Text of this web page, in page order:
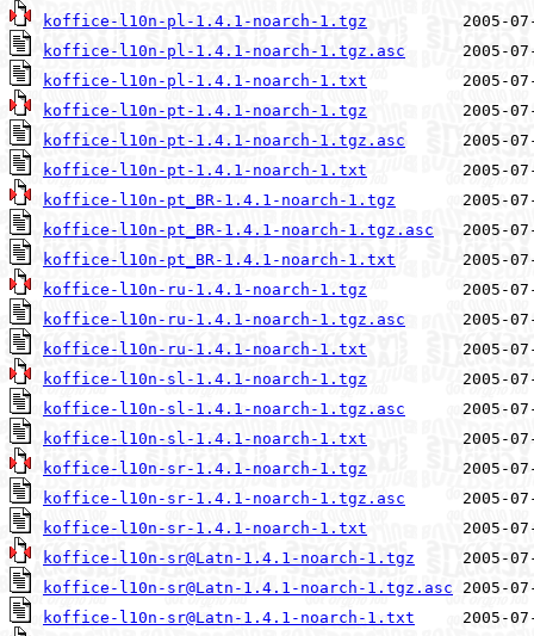
koffice-l10n-pl-1.4.1-noarch-1.tgz
koffice-l10n-pl-1.4.1-noarch-1.tgz.asc
koffice-l10n-pl-1.4.1-noarch-1.txt
koffice-l10n-pt-1.4.1-noarch-1.tgz
koffice-l10n-pt-1.4.1-noarch-1.tgz.asc
koffice-l10n-pt-1.4.1-noarch-1.txt
koffice-l10n-pt_BR-1.4.1-noarch-1.tgz
koffice-l10n-pt_BR-1.4.1-noarch-1.tgz.asc
koffice-l10n-pt_BR-1.4.1-noarch-1.txt
koffice-l10n-ru-1.4.1-noarch-1.tgz
koffice-l10n-ru-1.4.1-noarch-1.tgz.asc
koffice-l10n-ru-1.4.1-noarch-1.txt
koffice-l10n-sl-1.4.1-noarch-1.tgz
koffice-l10n-sl-1.4.1-noarch-1.tgz.asc
koffice-l10n-sl-1.4.1-noarch-1.txt
koffice-l10n-sr-1.4.1-noarch-1.tgz
koffice-l10n-sr-1.4.1-noarch-1.tgz.asc
koffice-l10n-sr-1.4.1-noarch-1.txt
koffice-l10n-sr@Latn-1.4.1-noarch-1.tgz
koffice-l10n-sr@Latn-1.4.1-noarch-1.tgz.asc
koffice-l10n-sr@Latn-1.4.1-noarch-1.txt